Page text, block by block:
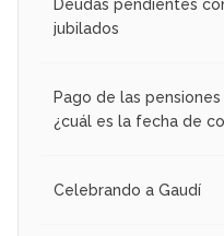
Deudas pendientes
jubilados
Pago de las
¿cuál es la fecha de
Celebrando a Gaudí